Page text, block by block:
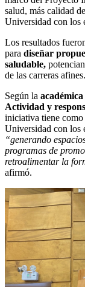
salud, más calidad
Universidad con los
Los resultados
para diseñar
saludable,
de las carreras afines.
Según la
Actividad y
iniciativa tiene
Universidad con los
“generando
programas de
retroalimentar la
afirmó.